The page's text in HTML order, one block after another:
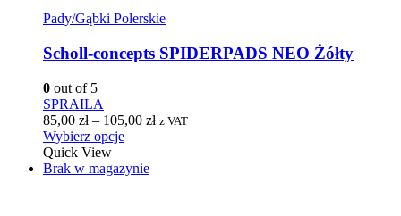
Pady/Gąbki Polerskie
Scholl-concepts SPIDERPADS NEO Żółty
0 out of 5
SPRAILA
85,00 zł– 105,00 zł z VAT
Wybierz opcje
Quick View
Brak w magazynie